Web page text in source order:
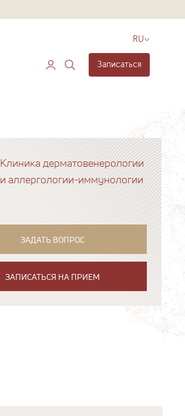
RU
Записаться
Клиника дерматовенерологии
и аллергологии-иммунологии
ЗАДАТЬ ВОПРОС
ЗАПИСАТЬСЯ НА ПРИЕМ